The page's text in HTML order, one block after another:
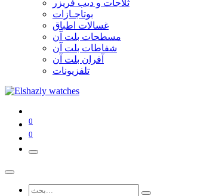
ثلاجات و ديب فريزر
بوتاجـازات
غسالات اطباق
مسطحات بلت آن
شفاطات بلت آن
آفران بلت آن
تلفزيونات
0
0